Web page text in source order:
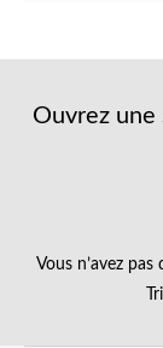
Ouvrez une
Vous n’avez